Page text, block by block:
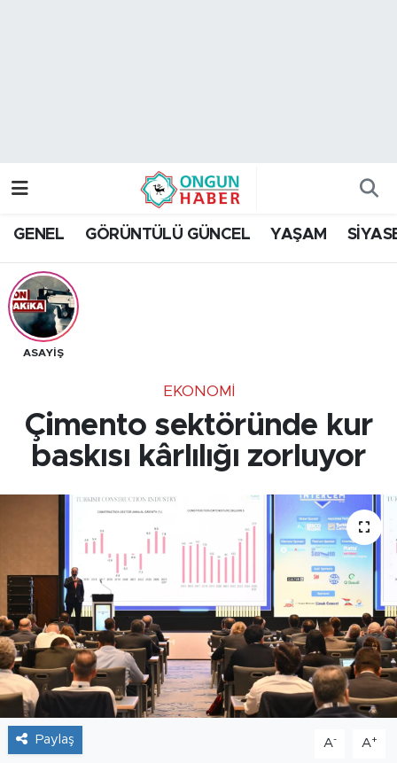
GENEL GÖRÜNTÜLÜ GÜNCEL YAŞAM
ASAYİŞ
EKONOMİ
Çimento sektöründe kur
baskısı kârlılığı zorluyor
Paylaş A- A+
Trafik Durumu
Tüm Manşetler
Son Dakika Haberleri